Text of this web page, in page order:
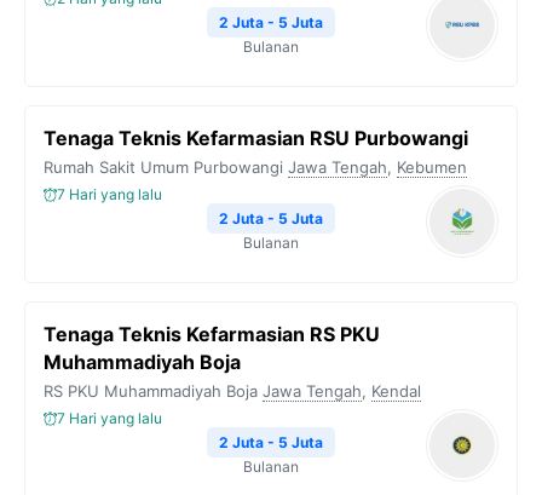
2 Juta - 5 Juta
Bulanan
Tenaga Teknis Kefarmasian RSU Purbowangi
Rumah Sakit Umum Purbowangi Jawa Tengah, Kebumen
7 Hari yang lalu
2 Juta - 5 Juta
Bulanan
Tenaga Teknis Kefarmasian RS PKU
Muhammadiyah Boja
RS PKU Muhammadiyah Boja Jawa Tengah, Kendal
7 Hari yang lalu
2 Juta - 5 Juta
Bulanan